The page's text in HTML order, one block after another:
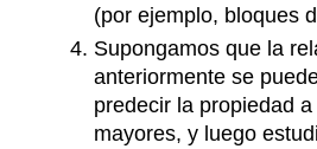
(por ejemplo, bloques
Supongamos que la
anteriormente se
predecir la propiedad
mayores, y luego